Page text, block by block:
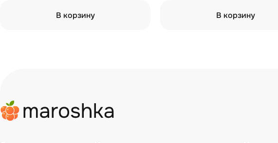
В корзину В корзину